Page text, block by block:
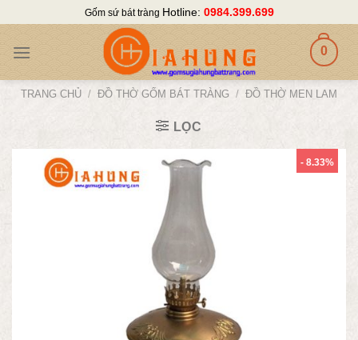
content
Gốm sứ bát tràng Hotline: 0984.399.699
0
TRANG CHỦ / ĐỒ THỜ GỐM BÁT TRÀNG / ĐỒ THỜ MEN LAM
LỌC
- 8.33%